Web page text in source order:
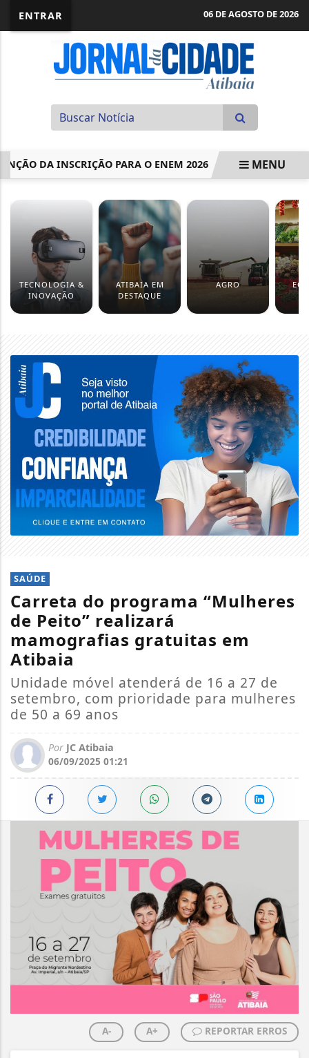
ENTRAR 06 DE AGOSTO DE 2026
DA INSCRIÇÃO PARA O ENEM 2026 PROJETO OBRIGA
MENU
TECNOLOGIA &
INOVAÇÃO
ATIBAIA EM
DESTAQUE
AGRO
SAÚDE
Carreta do programa “Mulheres
de Peito” realizará
mamografias gratuitas em
Atibaia
Unidade móvel atenderá de 16 a 27 de
setembro, com prioridade para mulheres
de 50 a 69 anos
Por JC Atibaia
06/09/2025 01:21
A- A+ REPORTAR ERROS